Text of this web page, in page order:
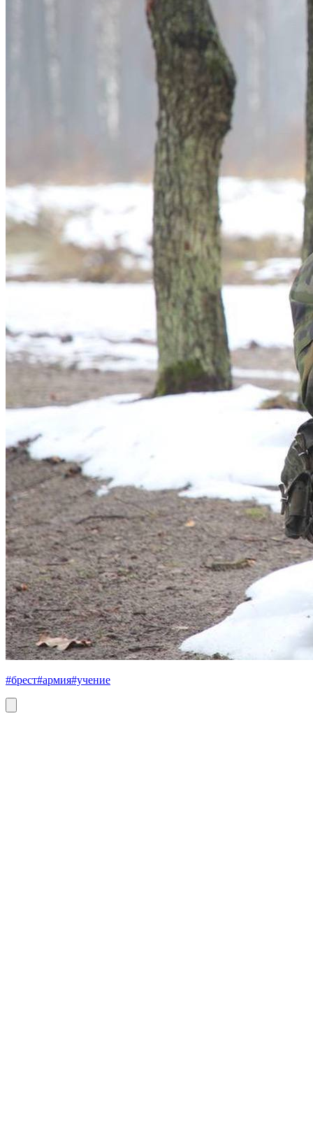
#брест#армия#учение